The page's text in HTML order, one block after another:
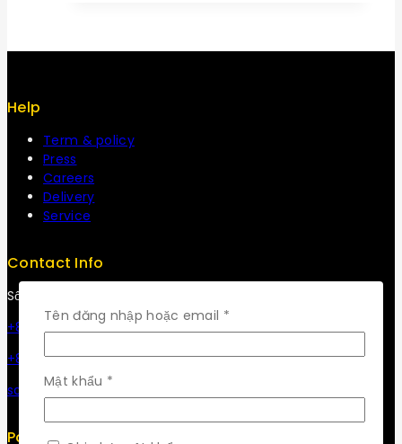
Help
Term & policy
Press
Careers
Delivery
Service
Contact Info
Số 32, Đường 53, Phường Tân Thuận, Tp Hồ Chí Minh
+84 34-661-1851
+84 33-430-8669
sales@fuvitech.vn
Policy
Tên đăng nhập hoặc email *Bắt
buộc
Mật khẩu *
buộc